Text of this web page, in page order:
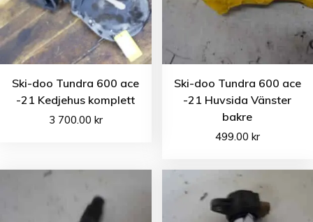
Ski-doo Tundra 600 ace
-21 Kedjehus komplett
3 700.00 kr
Ski-doo Tundra 600 ace
-21 Huvsida Vänster
bakre
499.00 kr